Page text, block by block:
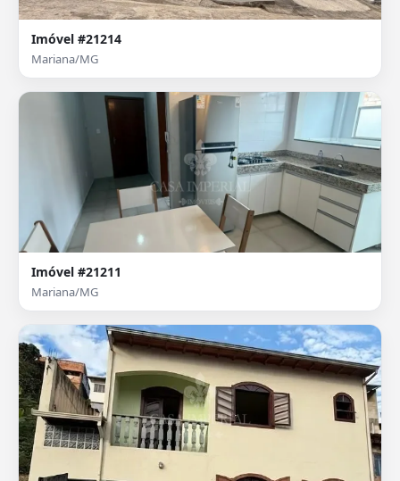
Imóvel #21214
Mariana/MG
Imóvel #21211
Mariana/MG